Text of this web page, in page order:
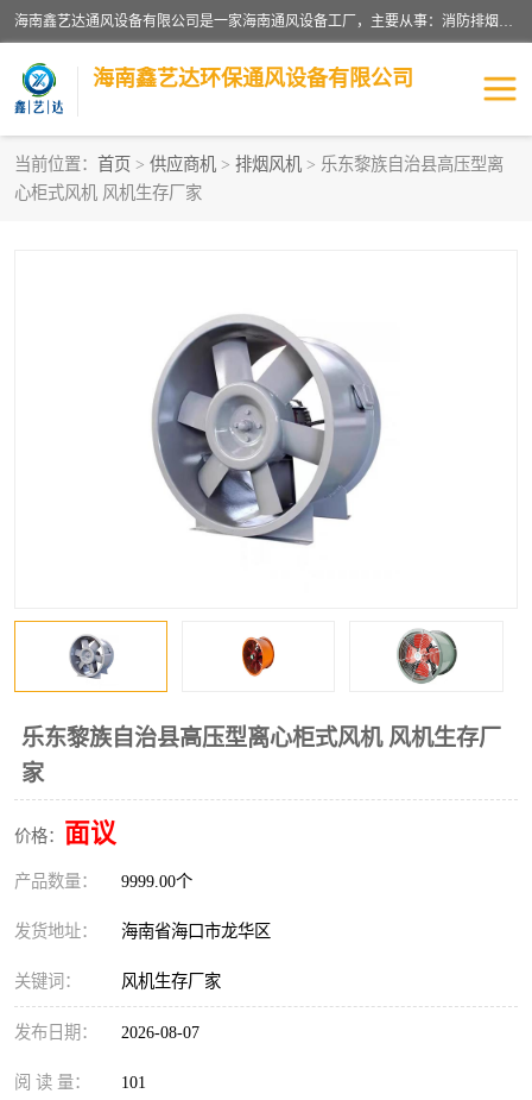
海南鑫艺达通风设备有限公司是一家海南通风设备工厂，主要从事：消防排烟工程、油烟净化工程、厨房排烟工程、酒店厨房设备、新风排风系统、镀锌铁皮管道加工、暖通工程、通风管道安装、消防火阀百叶风口等业务。公司拥有管道及配件一体化工厂生产线，良好的售后服务，良好的设计团队，良好的施工团队、良好管理人员，掌握畅通丰富的信息、市场渠道。
海南鑫艺达环保通风设备有限公司
当前位置： 首页 > 供应商机 > 排烟风机 > 乐东黎族自治县高压型离
心柜式风机 风机生存厂家
乐东黎族自治县高压型离心柜式风机 风机生存厂
家
价格： 面议
产品数量： 9999.00个
发货地址： 海南省海口市龙华区
关键词： 风机生存厂家
发布日期： 2026-08-07
阅 读 量： 101
海南暖通工程
镁质防火风管
通风管道
消防风机
不锈钢烟罩
排烟风机 百叶风口
油烟净化器